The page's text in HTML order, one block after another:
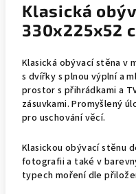
Klasická
330x225x52
Klasická obývacístěna v
s dvířky s plnou výplní a
prostor s přihrádkami a
zásuvkami. Promyšlený
pro uschování věcí.
Klasickou obývací stěnu
fotografii a také v
typech moření dle